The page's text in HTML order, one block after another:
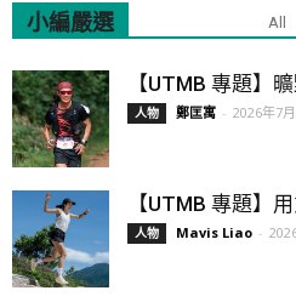
小編嚴選 All
【UTMB 專題】
人物 鄭匡寓 - 2026年7
【UTMB 專題】
人物 Mavis Liao -